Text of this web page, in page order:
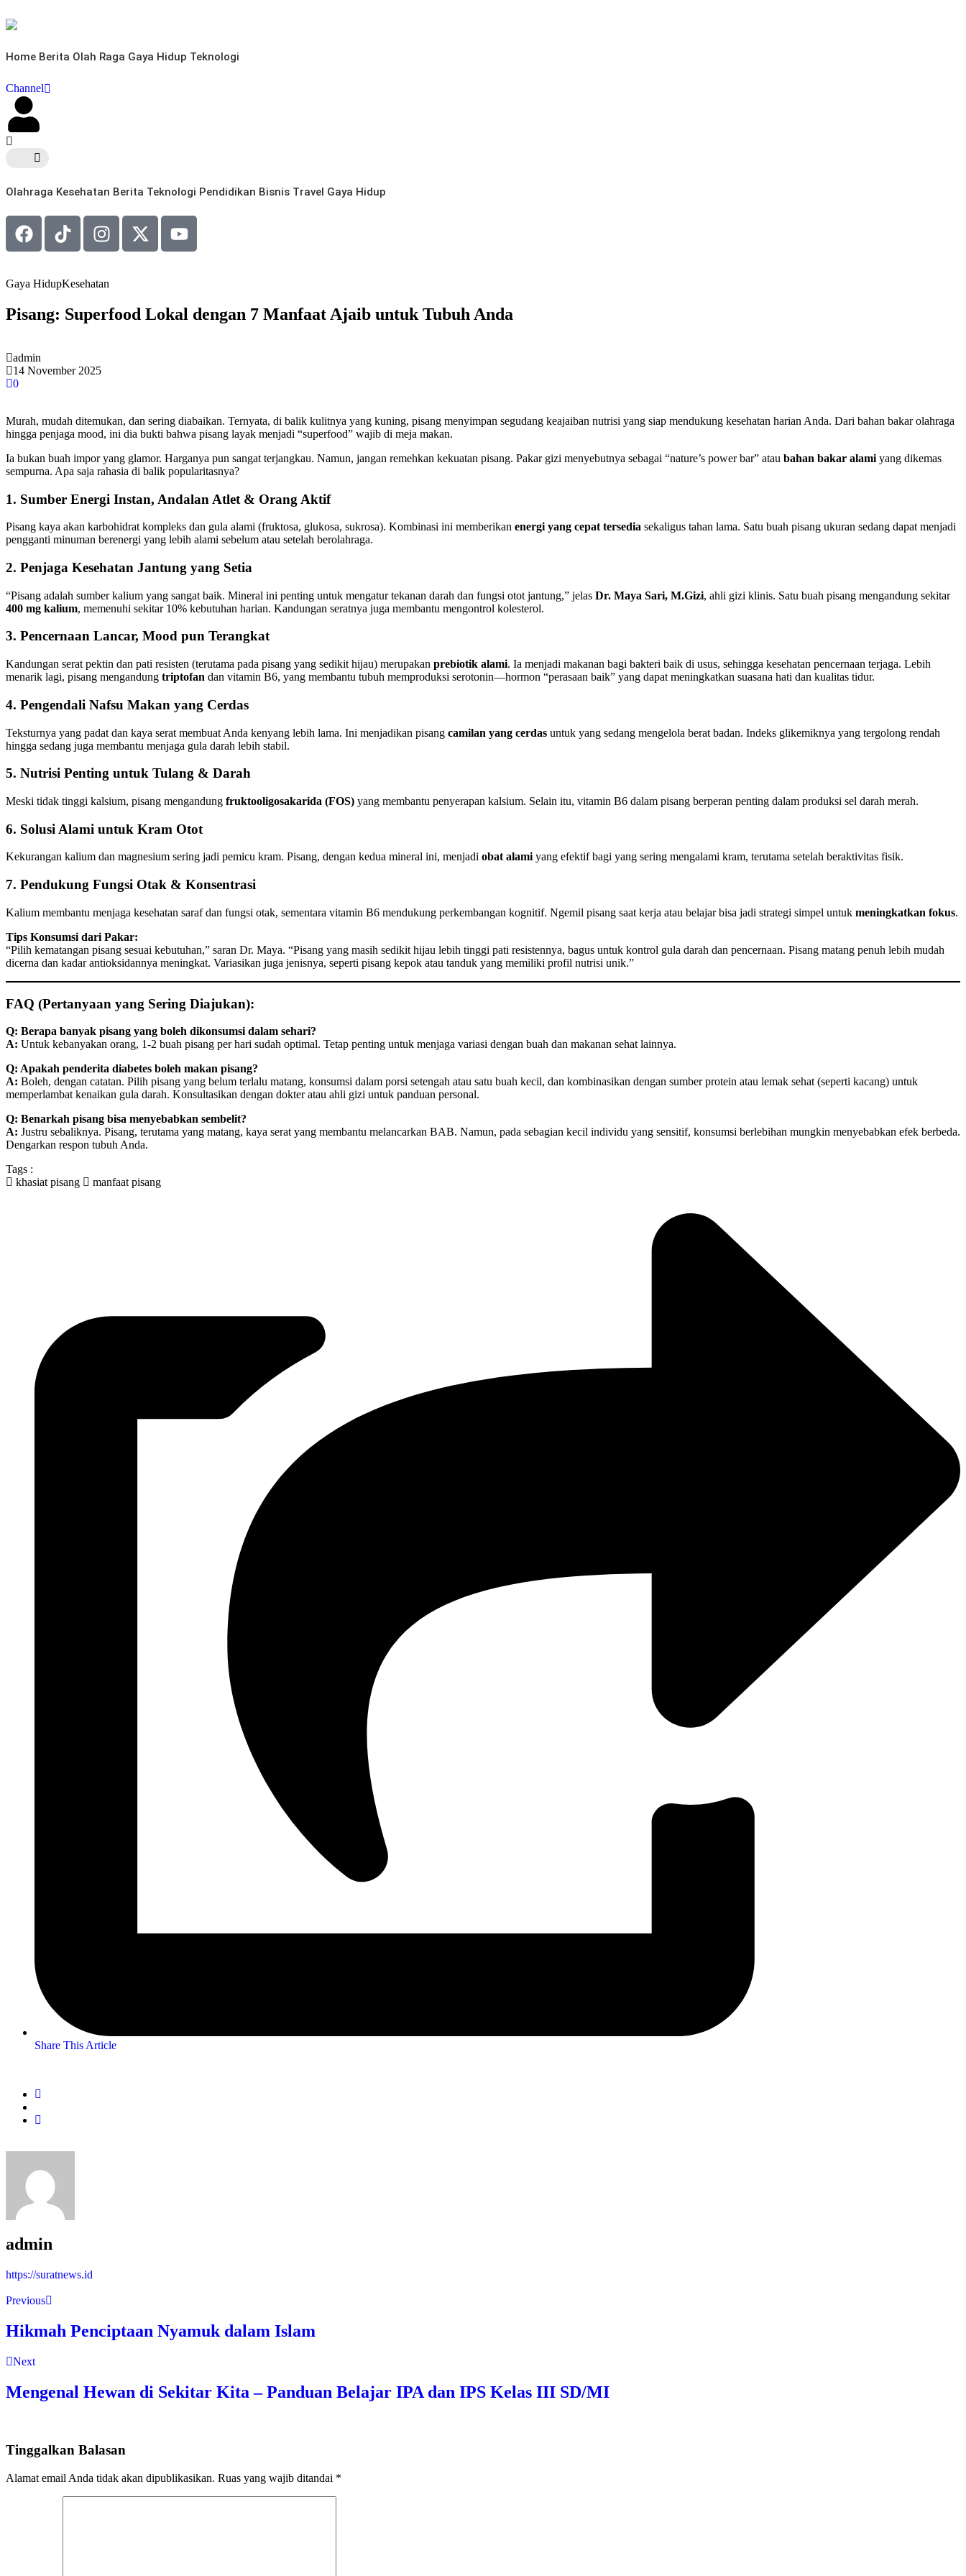
Home Berita Olah Raga Gaya Hidup Teknologi
Channel
Olahraga Kesehatan Berita Teknologi Pendidikan Bisnis Travel Gaya Hidup
Gaya HidupKesehatan
Pisang: Superfood Lokal dengan 7 Manfaat Ajaib untuk Tubuh Anda
admin
14 November 2025
0
Murah, mudah ditemukan, dan sering diabaikan. Ternyata, di balik kulitnya yang kuning, pisang menyimpan segudang keajaiban nutrisi yang siap mendukung kesehatan harian Anda. Dari bahan bakar olahraga
hingga penjaga mood, ini dia bukti bahwa pisang layak menjadi “superfood” wajib di meja makan.
Ia bukan buah impor yang glamor. Harganya pun sangat terjangkau. Namun, jangan remehkan kekuatan pisang. Pakar gizi menyebutnya sebagai “nature’s power bar” atau bahan bakar alami yang dikemas
sempurna. Apa saja rahasia di balik popularitasnya?
1. Sumber Energi Instan, Andalan Atlet & Orang Aktif
Pisang kaya akan karbohidrat kompleks dan gula alami (fruktosa, glukosa, sukrosa). Kombinasi ini memberikan energi yang cepat tersedia sekaligus tahan lama. Satu buah pisang ukuran sedang dapat menjadi
pengganti minuman berenergi yang lebih alami sebelum atau setelah berolahraga.
2. Penjaga Kesehatan Jantung yang Setia
“Pisang adalah sumber kalium yang sangat baik. Mineral ini penting untuk mengatur tekanan darah dan fungsi otot jantung,” jelas Dr. Maya Sari, M.Gizi, ahli gizi klinis. Satu buah pisang mengandung sekitar
400 mg kalium, memenuhi sekitar 10% kebutuhan harian. Kandungan seratnya juga membantu mengontrol kolesterol.
3. Pencernaan Lancar, Mood pun Terangkat
Kandungan serat pektin dan pati resisten (terutama pada pisang yang sedikit hijau) merupakan prebiotik alami. Ia menjadi makanan bagi bakteri baik di usus, sehingga kesehatan pencernaan terjaga. Lebih
menarik lagi, pisang mengandung triptofan dan vitamin B6, yang membantu tubuh memproduksi serotonin—hormon “perasaan baik” yang dapat meningkatkan suasana hati dan kualitas tidur.
4. Pengendali Nafsu Makan yang Cerdas
Teksturnya yang padat dan kaya serat membuat Anda kenyang lebih lama. Ini menjadikan pisang camilan yang cerdas untuk yang sedang mengelola berat badan. Indeks glikemiknya yang tergolong rendah
hingga sedang juga membantu menjaga gula darah lebih stabil.
5. Nutrisi Penting untuk Tulang & Darah
Meski tidak tinggi kalsium, pisang mengandung fruktooligosakarida (FOS) yang membantu penyerapan kalsium. Selain itu, vitamin B6 dalam pisang berperan penting dalam produksi sel darah merah.
6. Solusi Alami untuk Kram Otot
Kekurangan kalium dan magnesium sering jadi pemicu kram. Pisang, dengan kedua mineral ini, menjadi obat alamiyang efektif bagi yang sering mengalami kram, terutama setelah beraktivitas fisik.
7. Pendukung Fungsi Otak & Konsentrasi
Kalium membantu menjaga kesehatan saraf dan fungsi otak, sementara vitamin B6 mendukung perkembangan kognitif. Ngemil pisang saat kerja atau belajar bisa jadi strategi simpel untuk meningkatkan fokus.
Tips Konsumsi dari Pakar:
“Pilih kematangan pisang sesuai kebutuhan,” saran Dr. Maya. “Pisang yang masih sedikit hijau lebih tinggi pati resistennya, bagus untuk kontrol gula darah dan pencernaan. Pisang matang penuh lebih mudah
dicerna dan kadar antioksidannya meningkat. Variasikan juga jenisnya, seperti pisang kepok atau tanduk yang memiliki profil nutrisi unik.”
FAQ (Pertanyaan yang Sering Diajukan):
Q: Berapa banyak pisang yang boleh dikonsumsi dalam sehari?
A: Untuk kebanyakan orang, 1-2 buah pisang per hari sudah optimal. Tetap penting untuk menjaga variasi dengan buah dan makanan sehat lainnya.
Q: Apakah penderita diabetes boleh makan pisang?
A: Boleh, dengan catatan. Pilih pisang yang belum terlalu matang, konsumsi dalam porsi setengah atau satu buah kecil, dan kombinasikan dengan sumber protein atau lemak sehat (seperti kacang) untuk
memperlambat kenaikan gula darah. Konsultasikan dengan dokter atau ahli gizi untuk panduan personal.
Q: Benarkah pisang bisa menyebabkan sembelit?
A: Justru sebaliknya. Pisang, terutama yang matang, kaya serat yang membantu melancarkan BAB. Namun, pada sebagian kecil individu yang sensitif, konsumsi berlebihan mungkin menyebabkan efek berbeda.
Dengarkan respon tubuh Anda.
Tags :
khasiat pisang
manfaat pisang
Share This Article
admin
https://suratnews.id
Previous
Hikmah Penciptaan Nyamuk dalam Islam
Next
Mengenal Hewan di Sekitar Kita – Panduan Belajar IPA dan IPS Kelas III SD/MI
Tinggalkan Balasan
Alamat email Anda tidak akan dipublikasikan. Ruas yang wajib ditandai *